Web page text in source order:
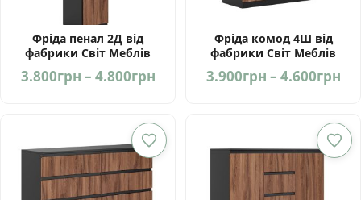
Фріда пенал 2Д від
фабрики Світ Меблів
Україна
3.800грн – 4.800грнPrice
through
4.800грн
Фріда комод 4Ш від
фабрики Світ Меблів
Україна
3.900грн – 4.600грн